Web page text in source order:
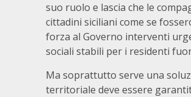
suo ruolo e lascia che le
cittadini siciliani come se
forza al Governo interventi
sociali stabili per i residenti
Ma soprattutto serve una
territoriale deve essere